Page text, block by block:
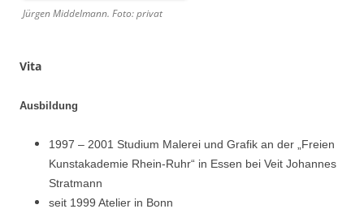
Jürgen Middelmann. Foto: privat
Vita
Ausbildung
1997 – 2001 Studium Malerei und Grafik an der „Freien
Kunstakademie Rhein-Ruhr“ in Essen bei Veit Johannes
Stratmann
seit 1999 Atelier in Bonn